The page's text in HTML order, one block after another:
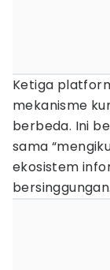
Ketiga
mekanisme
berbeda. Ini
sama
ekosistem
bersinggungan.